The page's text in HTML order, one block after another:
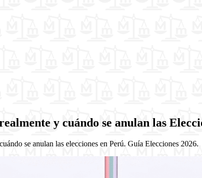
y cuándo se anulan las
se anulan las elecciones en Perú. Guía Elecciones 2026.